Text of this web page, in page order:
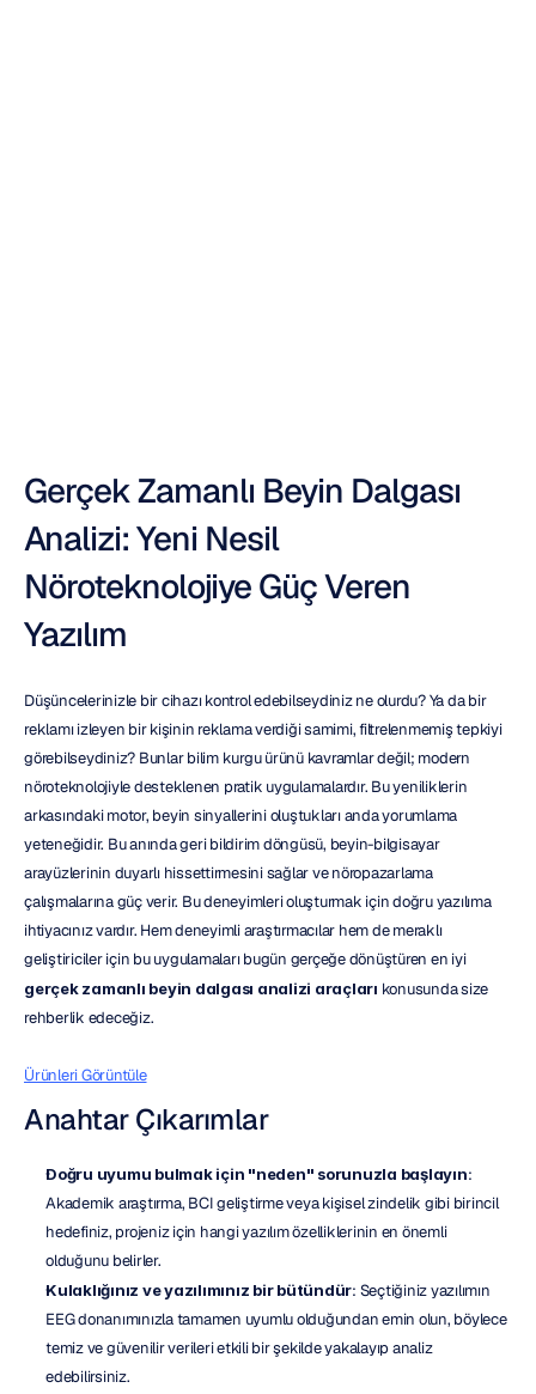
Gerçek Zamanlı Beyin Dalgası
Analizi: Yeni Nesil
Nöroteknolojiye Güç Veren
Yazılım
Düşüncelerinizle bir cihazı kontrol edebilseydiniz ne olurdu? Ya da bir
reklamı izleyen bir kişinin reklama verdiği samimi, filtrelenmemiş tepkiyi
görebilseydiniz? Bunlar bilim kurgu ürünü kavramlar değil; modern
nöroteknolojiyle desteklenen pratik uygulamalardır. Bu yeniliklerin
arkasındaki motor, beyin sinyallerini oluştukları anda yorumlama
yeteneğidir. Bu anında geri bildirim döngüsü, beyin-bilgisayar
arayüzlerinin duyarlı hissettirmesini sağlar ve nöropazarlama
çalışmalarına güç verir. Bu deneyimleri oluşturmak için doğru yazılıma
ihtiyacınız vardır. Hem deneyimli araştırmacılar hem de meraklı
geliştiriciler için bu uygulamaları bugün gerçeğe dönüştüren en iyi
gerçek zamanlı beyin dalgası analizi araçları konusunda size
rehberlik edeceğiz.
Ürünleri Görüntüle
Anahtar Çıkarımlar
Doğru uyumu bulmak için "neden" sorunuzla başlayın:
Akademik araştırma, BCI geliştirme veya kişisel zindelik gibi birincil
hedefiniz, projeniz için hangi yazılım özelliklerinin en önemli
olduğunu belirler.
Kulaklığınız ve yazılımınız bir bütündür: Seçtiğiniz yazılımın
EEG donanımınızla tamamen uyumlu olduğundan emin olun, böylece
temiz ve güvenilir verileri etkili bir şekilde yakalayıp analiz
edebilirsiniz.